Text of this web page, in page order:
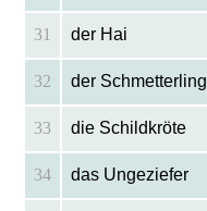
31 der Hai
32 der Schmetterling
33 die Schildkröte
34 das Ungeziefer